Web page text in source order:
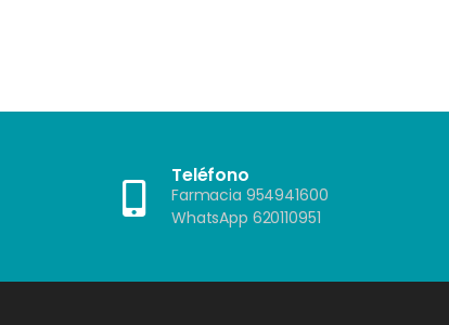
Teléfono
Farmacia 954941600
WhatsApp 620110951